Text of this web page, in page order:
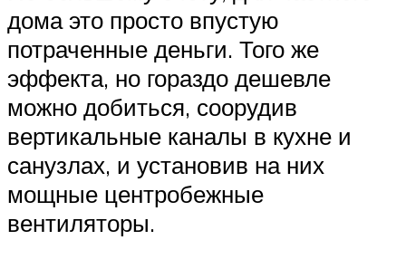
дома это просто впустую
потраченные деньги. Того же
эффекта, но гораздо дешевле
можно добиться, соорудив
вертикальные каналы в кухне и
санузлах, и установив на них
мощные центробежные
вентиляторы.